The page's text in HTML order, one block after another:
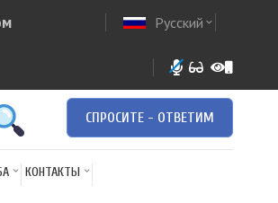
Русский expand_more
СПРОСИТЕ - ОТВЕТИМ
КОНТАКТЫ